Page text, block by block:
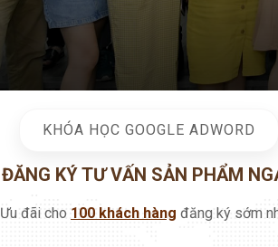
KHÓA HỌC GOOGLE ADWORD
ĐĂNG KÝ TƯ VẤN SẢN PHẨM
Ưu đãi cho100 khách hàng đăng ký sớm